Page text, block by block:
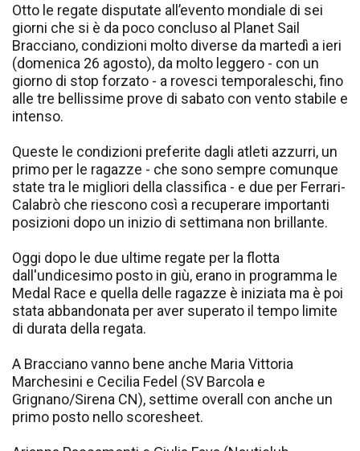
Otto le regate disputate all’evento mondiale di sei
giorni che si è da poco concluso al Planet Sail
Bracciano, condizioni molto diverse da martedì a ieri
(domenica 26 agosto), da molto leggero - con un
giorno di stop forzato - a rovesci temporaleschi, fino
alle tre bellissime prove di sabato con vento stabile e
intenso.
Queste le condizioni preferite dagli atleti azzurri, un
primo per le ragazze - che sono sempre comunque
state tra le migliori della classifica - e due per Ferrari-
Calabrò che riescono così a recuperare importanti
posizioni dopo un inizio di settimana non brillante.
Oggi dopo le due ultime regate per la flotta
dall'undicesimo posto in giù, erano in programma le
Medal Race e quella delle ragazze è iniziata ma è poi
stata abbandonata per aver superato il tempo limite
di durata della regata.
A Bracciano vanno bene anche Maria Vittoria
Marchesini e Cecilia Fedel (SV Barcola e
Grignano/Sirena CN), settime overall con anche un
primo posto nello scoresheet.